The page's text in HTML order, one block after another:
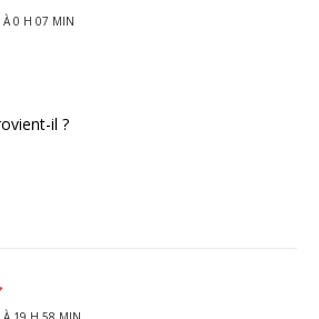
À 0 H 07 MIN
il ?